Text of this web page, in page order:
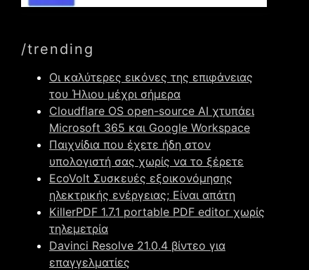
/trending
Οι καλύτερες εικόνες της επιφάνειας
του Ήλιου μέχρι σήμερα
Cloudflare OS open-source AI χτυπάει
Microsoft 365 και Google Workspace
Παιχνίδια που έχετε ήδη στον
υπολογιστή σας χωρίς να το ξέρετε
EcoVolt Συσκευές εξοικονόμησης
ηλεκτρικής ενέργειας; Είναι απάτη
KillerPDF 1.7.1 portable PDF editor χωρίς
τηλεμετρία
Davinci Resolve 21.0.4 βίντεο για
επαγγελματίες